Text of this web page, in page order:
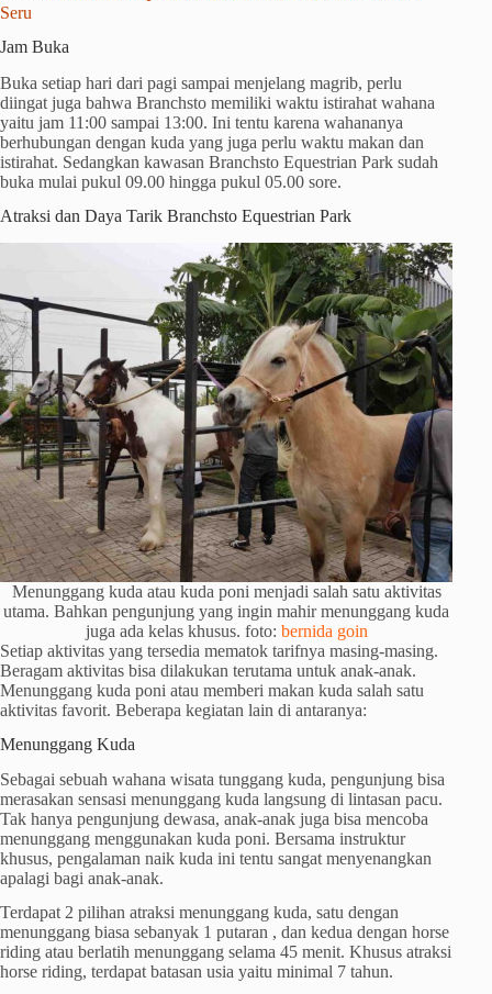
Seru
Jam Buka
Buka setiap hari dari pagi sampai menjelang magrib, perlu
diingat juga bahwa Branchsto memiliki waktu istirahat wahana
yaitu jam 11:00 sampai 13:00. Ini tentu karena wahananya
berhubungan dengan kuda yang juga perlu waktu makan dan
istirahat. Sedangkan kawasan Branchsto Equestrian Park sudah
buka mulai pukul 09.00 hingga pukul 05.00 sore.
Atraksi dan Daya Tarik Branchsto Equestrian Park
Menunggang kuda atau kuda poni menjadi salah satu aktivitas
utama. Bahkan pengunjung yang ingin mahir menunggang kuda
juga ada kelas khusus. foto: bernida goin
Setiap aktivitas yang tersedia mematok tarifnya masing-masing.
Beragam aktivitas bisa dilakukan terutama untuk anak-anak.
Menunggang kuda poni atau memberi makan kuda salah satu
aktivitas favorit. Beberapa kegiatan lain di antaranya:
Menunggang Kuda
Sebagai sebuah wahana wisata tunggang kuda, pengunjung bisa
merasakan sensasi menunggang kuda langsung di lintasan pacu.
Tak hanya pengunjung dewasa, anak-anak juga bisa mencoba
menunggang menggunakan kuda poni. Bersama instruktur
khusus, pengalaman naik kuda ini tentu sangat menyenangkan
apalagi bagi anak-anak.
Terdapat 2 pilihan atraksi menunggang kuda, satu dengan
menunggang biasa sebanyak 1 putaran , dan kedua dengan horse
riding atau berlatih menunggang selama 45 menit. Khusus atraksi
horse riding, terdapat batasan usia yaitu minimal 7 tahun.